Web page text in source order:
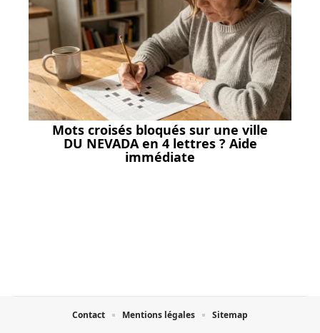
Mots croisés bloqués sur une ville
DU NEVADA en 4 lettres ? Aide
immédiate
Contact Mentions légales Sitemap